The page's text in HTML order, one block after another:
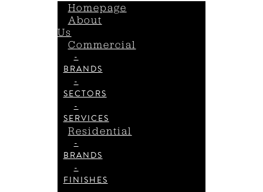
Homepage
About
Us
Commercial
-
BRANDS
-
SECTORS
-
SERVICES
Residential
-
BRANDS
-
FINISHES